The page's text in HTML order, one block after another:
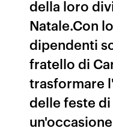
della loro
Natale.Con
dipendenti
fratello di
trasformare
delle feste di